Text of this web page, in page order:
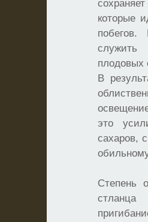
которые
побегов.
служить
плодовых
В
это
сахаров,
Степень